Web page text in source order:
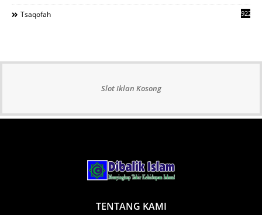
Tsaqofah 922
Slot Iklan Kosong
TENTANG KAMI